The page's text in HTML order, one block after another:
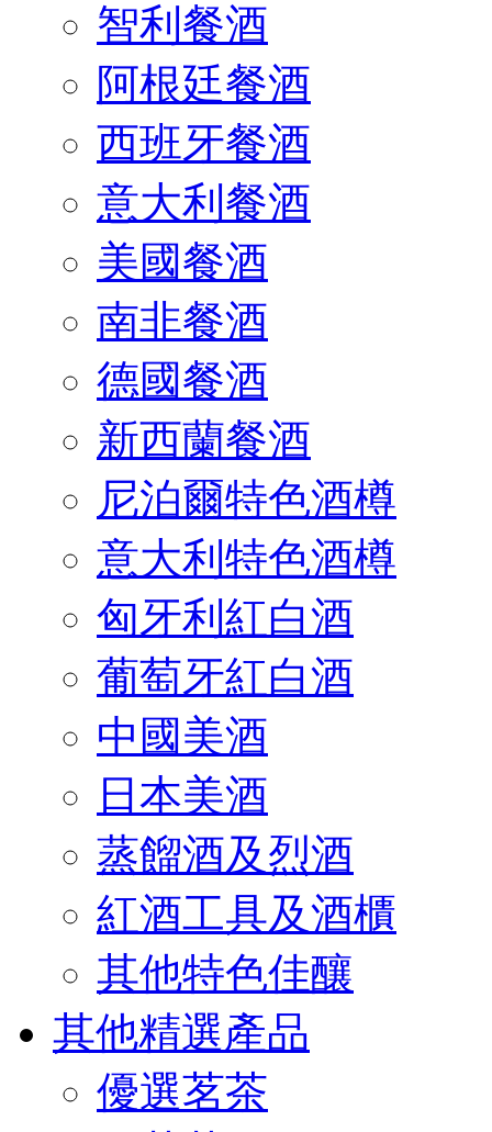
智利餐酒
阿根廷餐酒
西班牙餐酒
意大利餐酒
美國餐酒
南非餐酒
德國餐酒
新西蘭餐酒
尼泊爾特色酒樽
意大利特色酒樽
匈牙利紅白酒
葡萄牙紅白酒
中國美酒
日本美酒
蒸餾酒及烈酒
紅酒工具及酒櫃
其他特色佳釀
其他精選產品
優選茗茶